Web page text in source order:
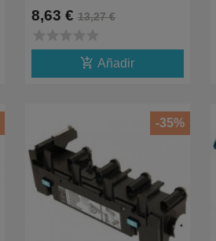
8,63 € 13,27 €
add_shopping_cart Añadir
-35%